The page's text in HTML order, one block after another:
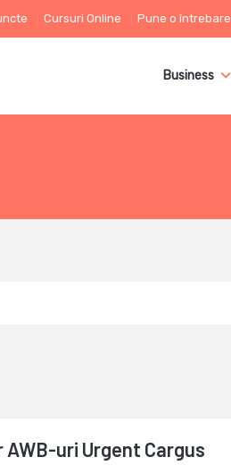
Cursuri Online Pune o întrebare
Business
AWB-uri Urgent Cargus